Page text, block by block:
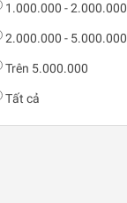
1.000.000 - 2.000.000
2.000.000 - 5.000.000
Trên 5.000.000
Tất cả